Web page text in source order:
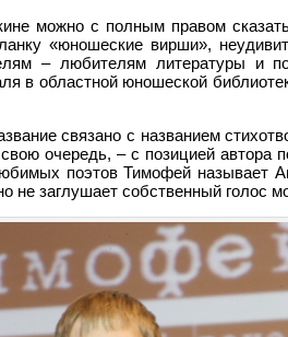
можно с полным правом
«юношеские вирши»,
– любителям литературы и
областной юношеской
связано с названием
очередь, – с позицией автора
поэтов Тимофей называет
не заглушает собственный голос